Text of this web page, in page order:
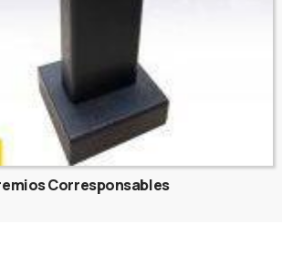
Corresponsables